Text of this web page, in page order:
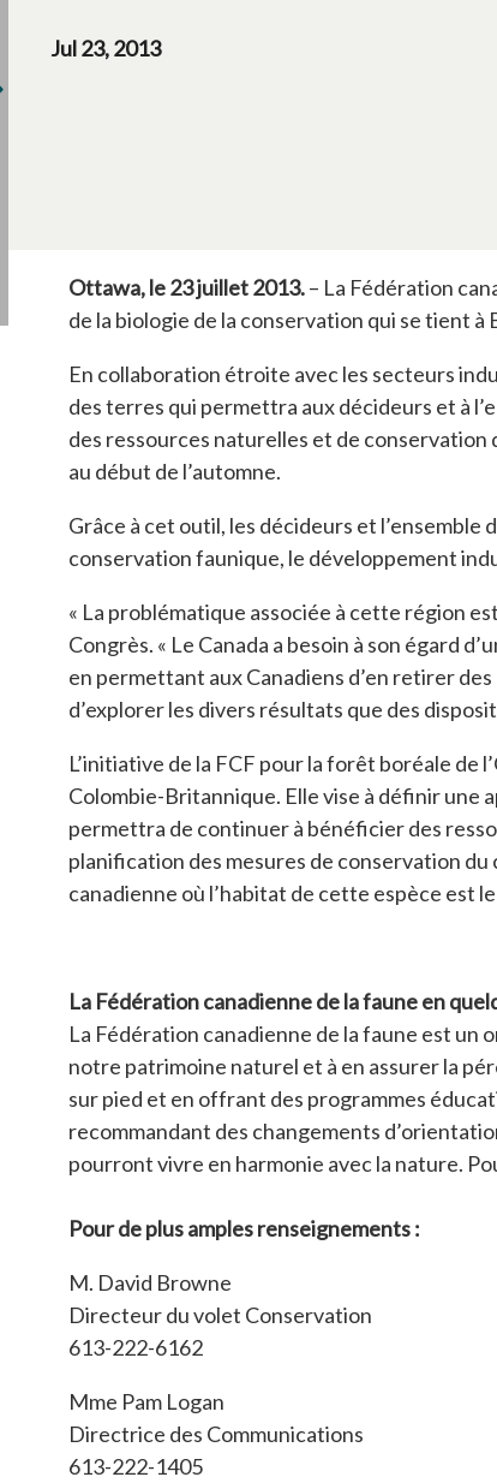
Jul 23, 2013
Ottawa, le 23 juillet 2013.– La Fédération
de la biologie de la conservation qui se tient à
En collaboration étroite avec les secteurs
des terres qui permettra aux décideurs et à
des ressources naturelles et de conservation
au début de l’automne.
Grâce à cet outil, les décideurs et
conservation faunique, le développement
« La problématique associée à cette région
Congrès. « Le Canada a besoin à son égard
en permettant aux Canadiens d’en retirer
d’explorer les divers résultats que des
L’initiative de la FCF pour la forêt boréale
Colombie-Britannique. Elle vise à définir une
permettra de continuer à bénéficier des
planification des mesures de conservation du
canadienne où l’habitat de cette espèce est
La Fédération canadienne de la faune en
La Fédération canadienne de la faune est un
notre patrimoine naturel et à en assurer la
sur pied et en offrant des programmes
recommandant des changements
pourront vivre en harmonie avec la nature.
Pour de plus amples renseignements :
M. David Browne
Directeur du volet Conservation
613-222-6162
Mme Pam Logan
Directrice des Communications
613-222-1405